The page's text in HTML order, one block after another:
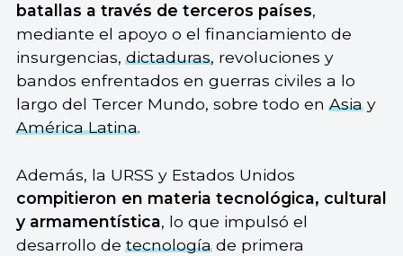
batallas a través de terceros países,
mediante el apoyo o el financiamiento de
insurgencias,dictaduras, revoluciones y
bandos enfrentados en guerras civiles a lo
largo del Tercer Mundo, sobre todo enAsiay
América Latina.
Además, la URSS y Estados Unidos
compitieron en materia tecnológica, cultural
y armamentística, lo que impulsó el
desarrollo detecnologíade primera